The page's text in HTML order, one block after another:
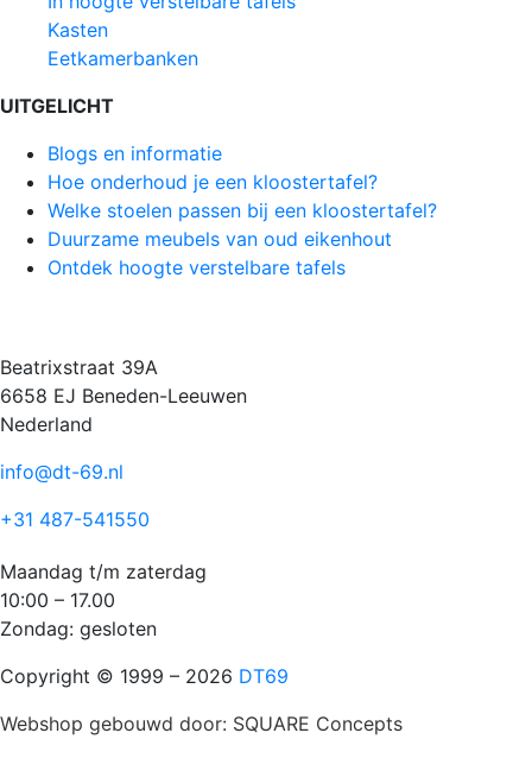
Kasten
Eetkamerbanken
UITGELICHT
Blogs en informatie
Hoe onderhoud je een kloostertafel?
Welke stoelen passen bij een kloostertafel?
Duurzame meubels van oud eikenhout
Ontdek hoogte verstelbare tafels
Beatrixstraat 39A
6658 EJ Beneden-Leeuwen
Nederland
info@dt-69.nl
+31 487-541550
Maandag t/m zaterdag
10:00 – 17.00
Zondag: gesloten
Copyright © 1999 – 2026 DT69
Webshop gebouwd door: SQUARE Concepts